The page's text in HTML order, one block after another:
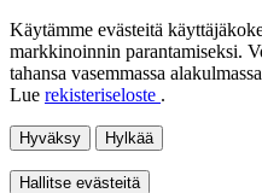
Käytämme evästeitä
markkinoinnin parantamiseksi.
tahansa vasemmassa
Lue rekisteriseloste .
Hyväksy Hylkää
Hallitse evästeitä